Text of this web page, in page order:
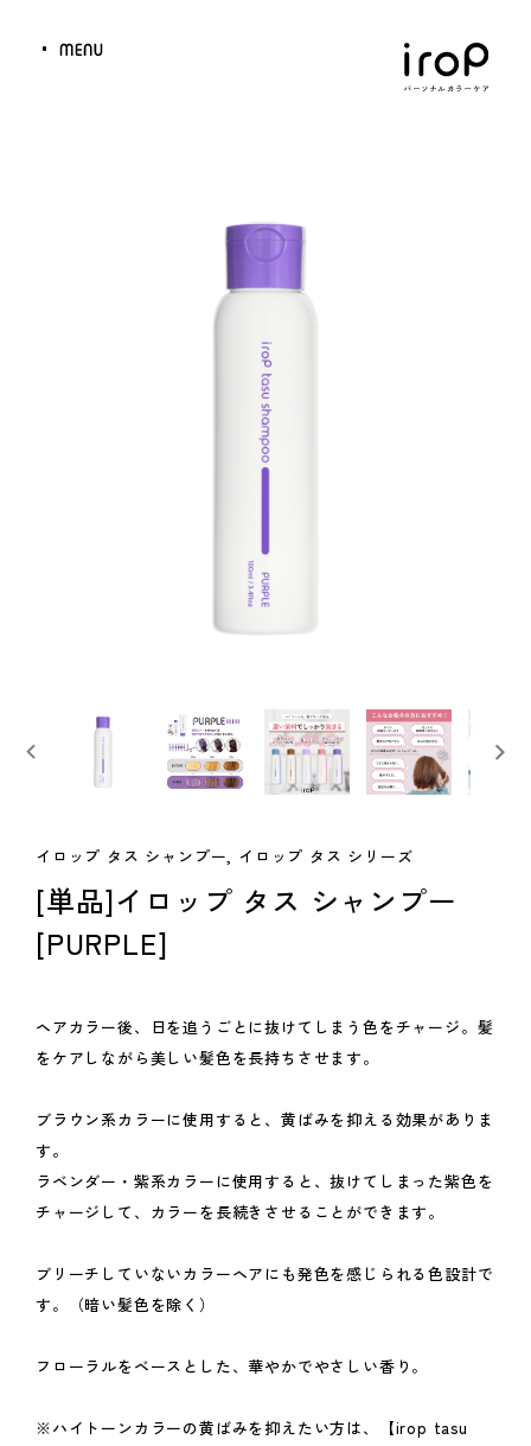
イロップ タス シャンプー, イロップ タス シリーズ
[単品]イロップ タス シャンプー
[PURPLE]
ヘアカラー後、日を追うごとに抜けてしまう色をチャージ。髪
をケアしながら美しい髪色を長持ちさせます。
ブラウン系カラーに使用すると、黄ばみを抑える効果がありま
す。
ラベンダー・紫系カラーに使用すると、抜けてしまった紫色を
チャージして、カラーを長続きさせることができます。
ブリーチしていないカラーヘアにも発色を感じられる色設計で
す。（暗い髪色を除く）
フローラルをベースとした、華やかでやさしい香り。
※ハイトーンカラーの黄ばみを抑えたい方は、【irop tasu